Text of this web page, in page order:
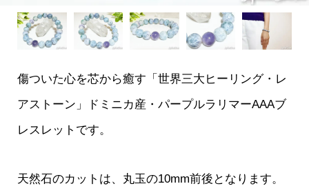
傷ついた心を芯から癒す「世界三大ヒーリング・レ
アストーン」ドミニカ産・パープルラリマーAAAブ
レスレットです。
天然石のカットは、丸玉の10mm前後となります。